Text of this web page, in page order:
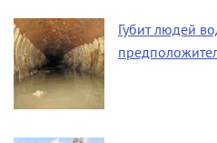
Губит людей